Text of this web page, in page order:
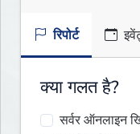
रिपोर्ट
क्या गलत है?
सर्वर ऑनलाइन